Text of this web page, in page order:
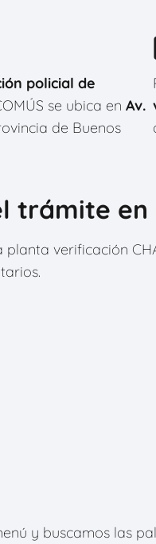
policial de
se ubica en Av.
de Buenos
trámite en
verificación
y buscamos las